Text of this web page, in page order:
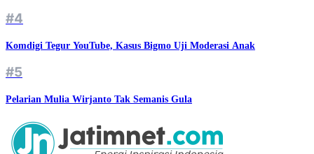
#4
Komdigi Tegur YouTube, Kasus Bigmo Uji Moderasi Anak
#5
Pelarian Mulia Wirjanto Tak Semanis Gula